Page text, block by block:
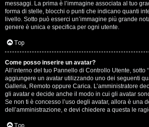
messaggi. La prima è l’immagine associata al tuo
forma di stelle, blocchi o punti che indicano quanti
livello. Sotto può esserci un’immagine più grande
genere è unica e specifica per ogni utente.
Top
Come posso inserire un avatar?
All’interno del tuo Pannello di Controllo Utente, sotto
aggiungere un avatar utilizzando uno dei seguenti
Galleria, Remoto oppure Carica. L’amministratore
gli avatar e decide anche il modo in cui gli avatar
Se non ti è concesso l’uso degli avatar, allora è una
dell’amministrazione, e devi chiedere a questa le
Top
i
D
’
A
g
o
s